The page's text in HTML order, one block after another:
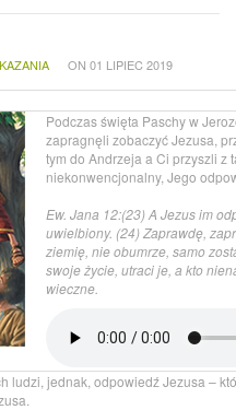
KAZANIA ON 01 LIPIEC 2019
Podczas święta Paschy w
zapragnęli zobaczyć Jezusa,
tym do Andrzeja a Ci przyszli z
niekonwencjonalny, Jego
Ew. Jana 12:(23) A Jezus im
uwielbiony. (24) Zaprawdę,
ziemię, nie obumrze, samo
swoje życie, utraci je, a kto
wieczne.
ludzi, jednak, odpowiedź Jezusa –